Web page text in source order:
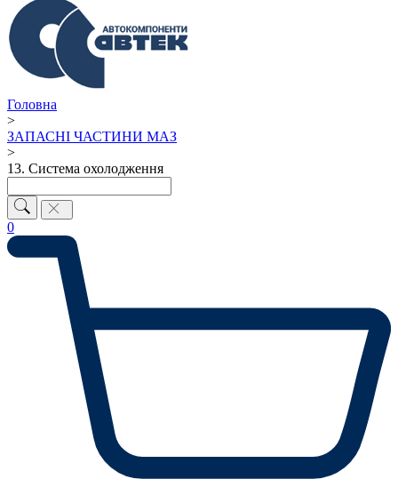
Головна
>
ЗАПАСНІ ЧАСТИНИ МАЗ
>
13. Система охолодження
0